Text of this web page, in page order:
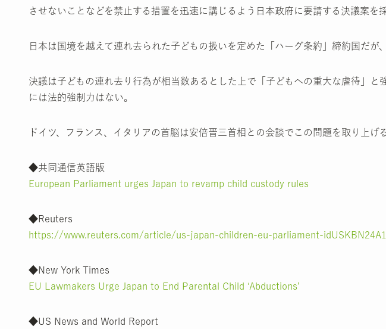
させないことなどを禁止する措置を迅速に講じるよう日本政府に要請する決議案を
日本は国境を越えて連れ去られた子どもの扱いを定めた「ハーグ条約」締約国だが
決議は子どもの連れ去り行為が相当数あるとした上で「子どもへの重大な虐待」
には法的強制力はない。
ドイツ、フランス、イタリアの首脳は安倍晋三首相との会談でこの問題を取り上げ
◆共同通信英語版
European Parliament urges Japan to revamp child custody rules
◆Reuters
https://www.reuters.com/article/us-japan-children-eu-parliament-
◆New York Times
EU Lawmakers Urge Japan to End Parental Child ‘Abductions’
◆US News and World Report